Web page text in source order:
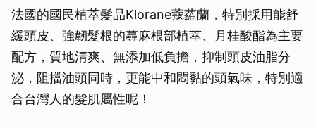
法國的國民植萃髮品Klorane蔻蘿蘭，特別採用能舒
緩頭皮、強韌髮根的蕁麻根部植萃、月桂酸酯為主要
配方，質地清爽、無添加低負擔，抑制頭皮油脂分
泌，阻擋油頭同時，更能中和悶黏的頭氣味，特別適
合台灣人的髮肌屬性呢！